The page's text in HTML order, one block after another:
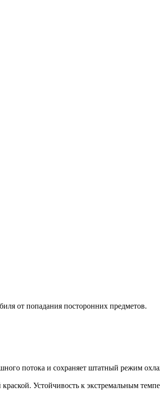
от попадания посторонних предметов.
потока и сохраняет штатный режим
Устойчивость к экстремальным